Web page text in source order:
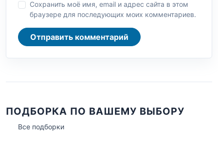
Сохранить моё имя, email и адрес сайта в этом
браузере для последующих моих комментариев.
Отправить комментарий
ПОДБОРКА ПО ВАШЕМУ ВЫБОРУ
Все подборки